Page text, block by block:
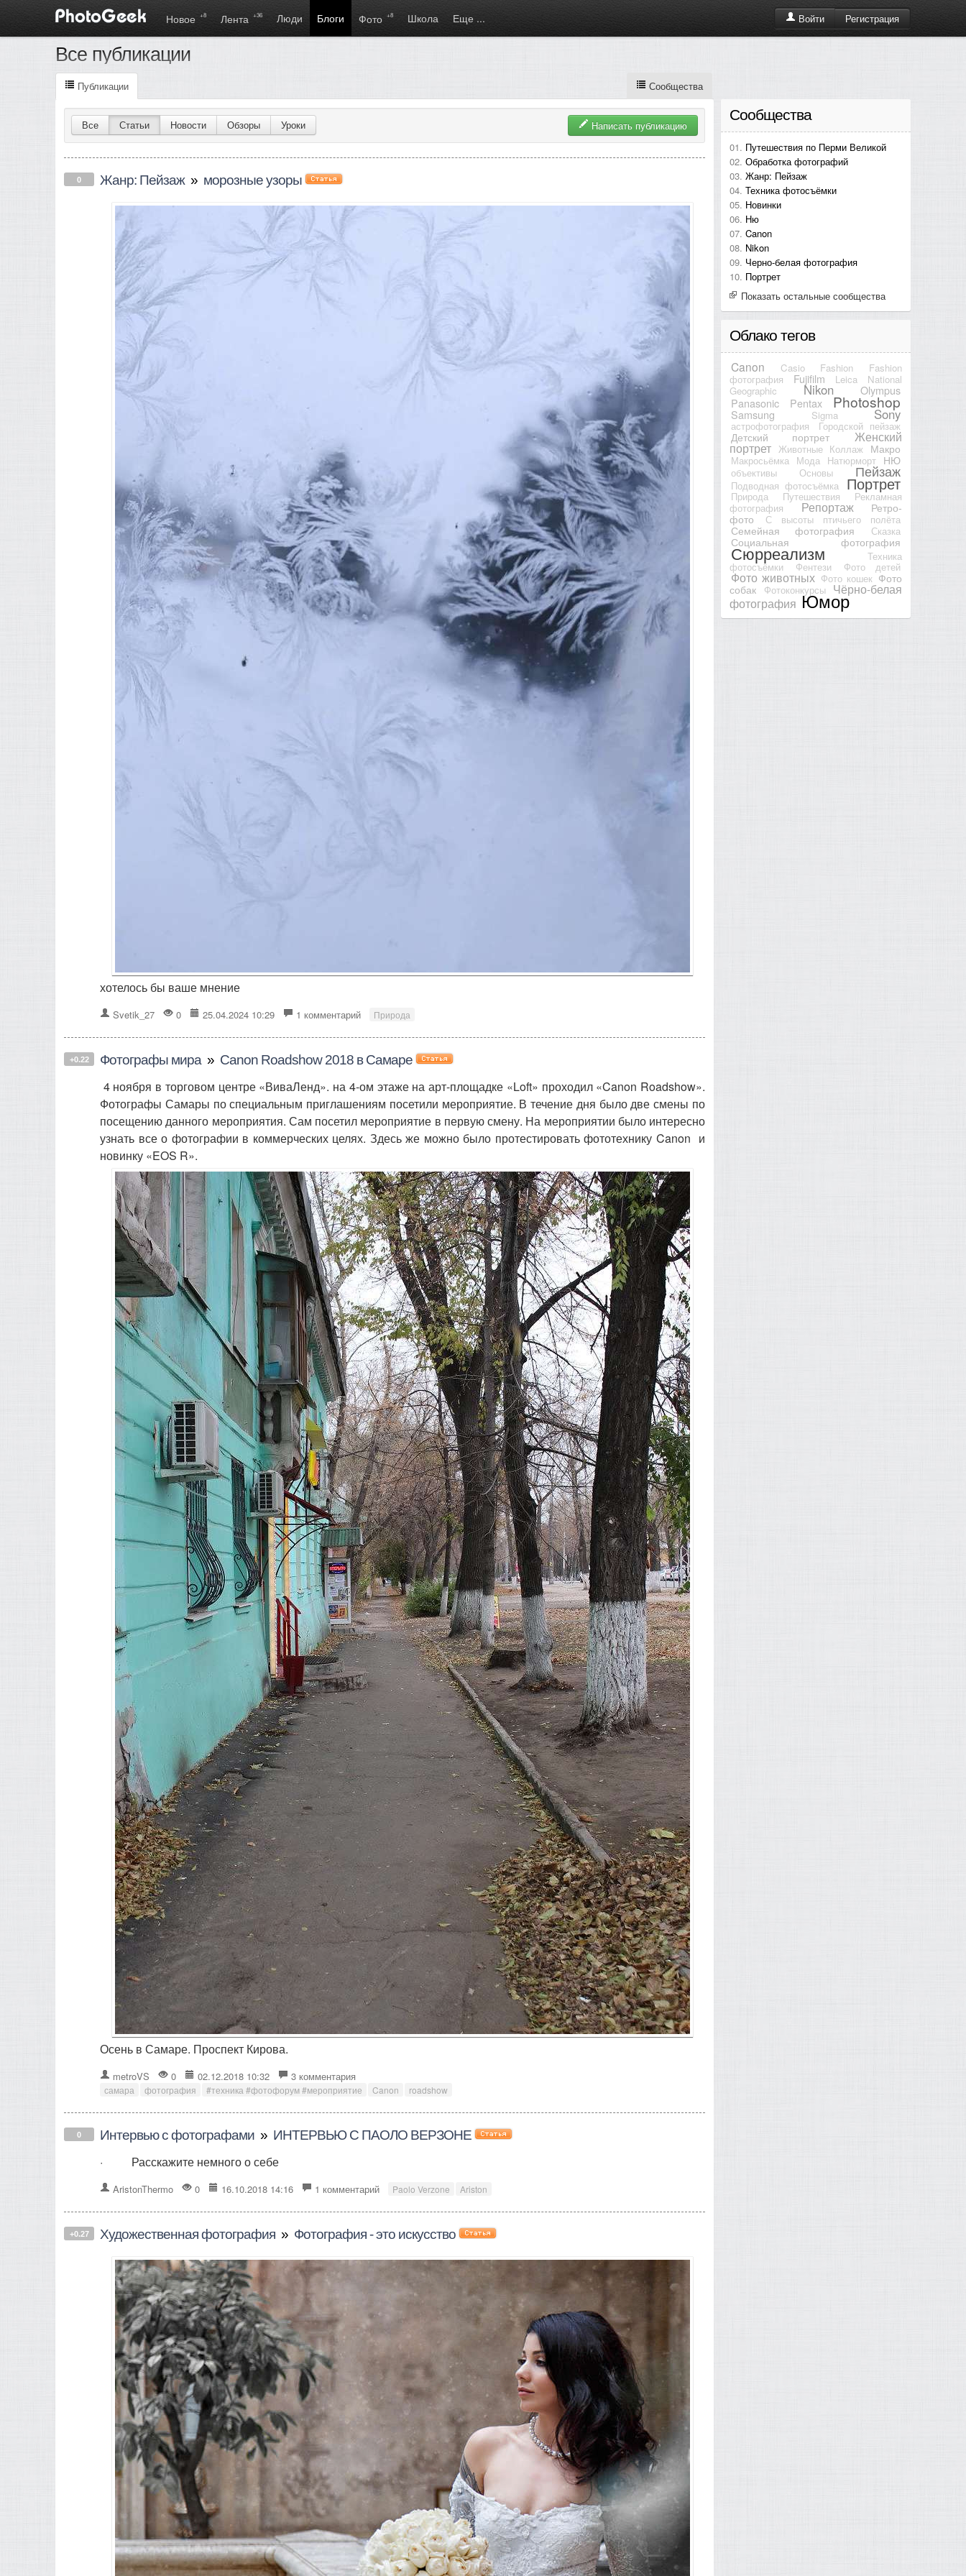
Войти Регистрация
Новое +8 Лента +36 Люди Блоги Фото +8 Школа Еще ...
Все публикации
Публикации Сообщества
Написать публикацию
Все Статьи Новости Обзоры Уроки
0 Жанр: Пейзаж » морозные узоры
хотелось бы ваше мнение
Svetik_27 0 25.04.2024 10:29 1 комментарий Природа
+0.22 Фотографы мира » Canon Roadshow 2018 в Самаре
4 ноября в торговом центре «ВиваЛенд». на 4-ом этаже на арт-площадке «Loft» проходил «Canon Roadshow».
Фотографы Самары по специальным приглашениям посетили мероприятие. В течение дня было две смены по
посещению данного мероприятия. Сам посетил мероприятие в первую смену. На мероприятии было интересно
узнать все о фотографии в коммерческих целях. Здесь же можно было протестировать фототехнику Canon и
новинку «EOS R».
Осень в Самаре. Проспект Кирова.
metroVS 0 02.12.2018 10:32 3 комментария
самара фотография #техника #фотофорум #мероприятие Canon roadshow
0 Интервью с фотографами » ИНТЕРВЬЮ С ПАОЛО ВЕРЗОНЕ
· Расскажите немного о себе
AristonThermo 0 16.10.2018 14:16 1 комментарий Paolo Verzone Ariston
+0.27 Художественная фотография » Фотография - это искусство
Сообщества
Путешествия по Перми Великой
Обработка фотографий
Жанр: Пейзаж
Техника фотосъёмки
Новинки
Ню
Canon
Nikon
Черно-белая фотография
Портрет
Показать остальные сообщества
Облако тегов
Canon Casio Fashion
Fashion
фотография
Fujifilm Leica
National
Geographic
Nikon
Olympus
Panasonic
Pentax Photoshop
Samsung Sigma Sony
астрофотография Городской пейзаж
Детский портрет Женский
портрет Животные Коллаж Макро
Макросьёмка Мода Натюрморт НЮ
объективы Основы Пейзаж
Подводная фотосъёмка Портрет
Природа Путешествия
Рекламная
фотография
Репортаж Ретро-
фото С высоты птичьего полёта
Семейная фотография Сказка
Социальная фотография
Сюрреализм Техника
фотосъёмки Фентези Фото детей
Фото животных Фото кошек Фото
собак Фотоконкурсы
Чёрно-белая
фотография Юмор